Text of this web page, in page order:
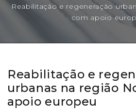
Reabilitação e regeneração
com apoio
Reabilitação e
urbanas na região
apoio europeu